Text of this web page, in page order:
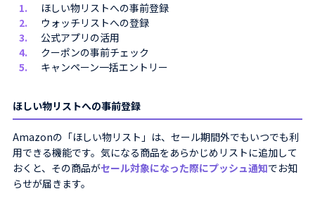
ほしい物リストへの事前登録
ウォッチリストへの登録
公式アプリの活用
クーポンの事前チェック
キャンペーン一括エントリー
ほしい物リストへの事前登録
Amazonの「ほしい物リスト」は、セール期間外でもいつでも利
用できる機能です。気になる商品をあらかじめリストに追加して
おくと、その商品がセール対象になった際にプッシュ通知でお知
らせが届きます。